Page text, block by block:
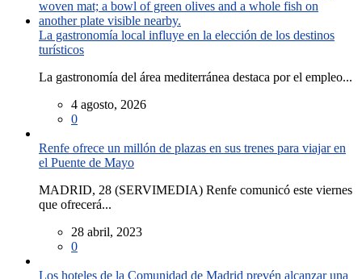
La gastronomía local influye en la elección de los destinos
turísticos
La gastronomía del área mediterránea destaca por el empleo...
4 agosto, 2026
0
Renfe ofrece un millón de plazas en sus trenes para viajar en
el Puente de Mayo
MADRID, 28 (SERVIMEDIA) Renfe comunicó este viernes
que ofrecerá...
28 abril, 2023
0
Los hoteles de la Comunidad de Madrid prevén alcanzar una